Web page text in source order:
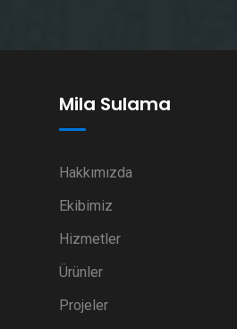
Mila Sulama
Hakkımızda
Ekibimiz
Hizmetler
Ürünler
Projeler